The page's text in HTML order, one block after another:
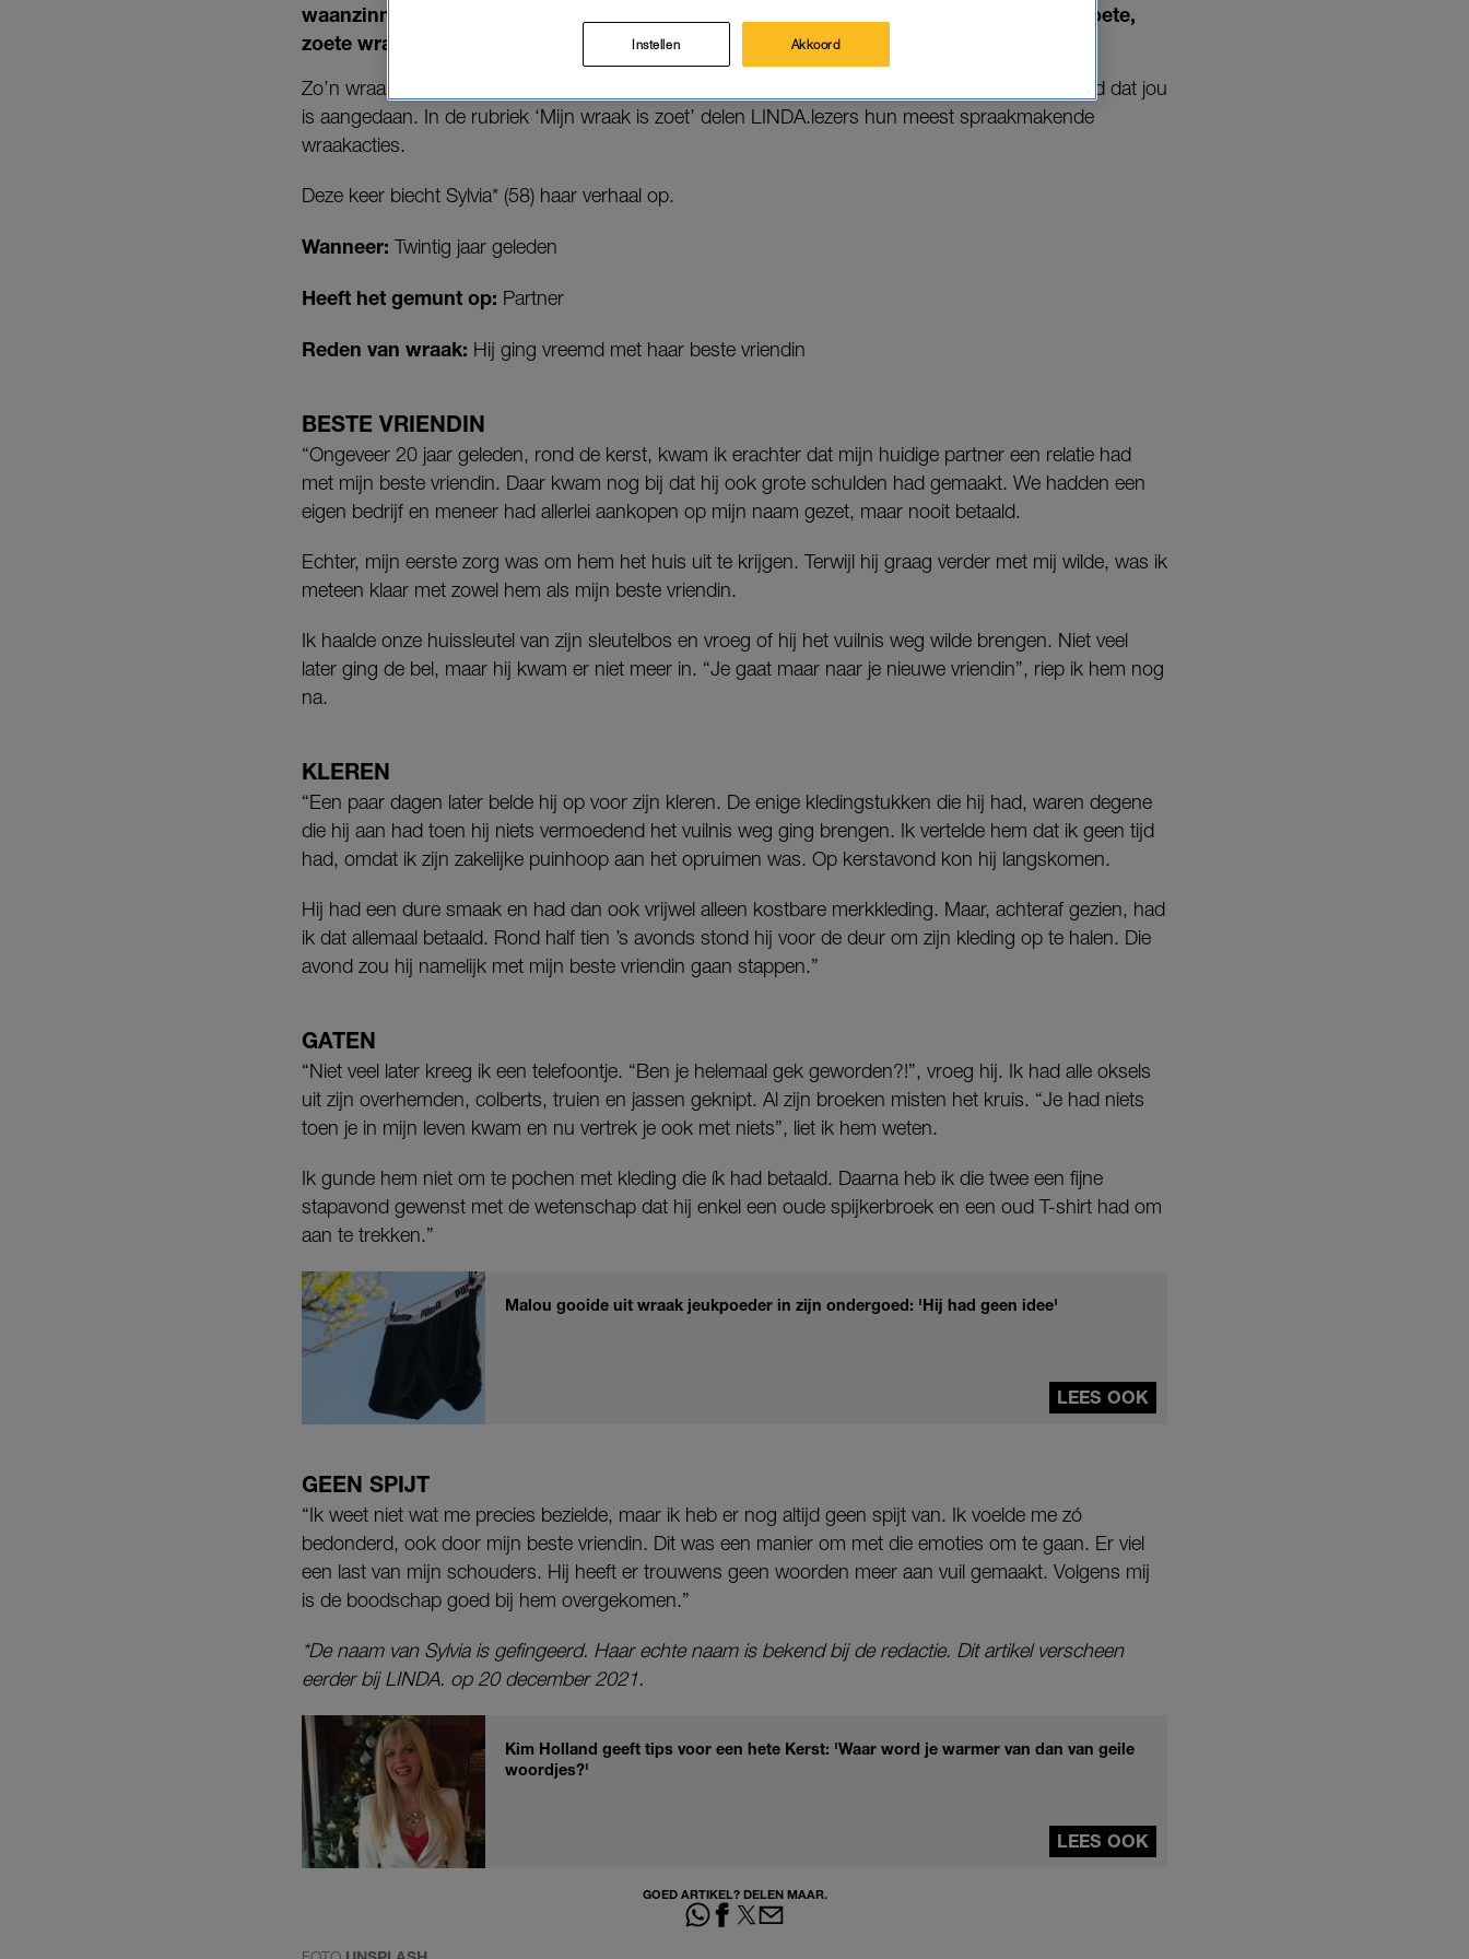
waanzinnige roddels de wereld in helpen. Alles is geoorloofd wanneer het gaat om zoete,
zoete wraak.
Zo’n wraakactie verdient misschien niet de schoonheidsprijs, maar verzacht wel degelijk het leed dat jou
is aangedaan. In de rubriek ‘Mijn wraak is zoet’ delen LINDA.lezers hun meest spraakmakende
wraakacties.
Deze keer biecht Sylvia* (58) haar verhaal op.
Wanneer: Twintig jaar geleden
Heeft het gemunt op: Partner
Reden van wraak: Hij ging vreemd met haar beste vriendin
BESTE VRIENDIN
“Ongeveer 20 jaar geleden, rond de kerst, kwam ik erachter dat mijn huidige partner een relatie had
met mijn beste vriendin. Daar kwam nog bij dat hij ook grote schulden had gemaakt. We hadden een
eigen bedrijf en meneer had allerlei aankopen op mijn naam gezet, maar nooit betaald.
Echter, mijn eerste zorg was om hem het huis uit te krijgen. Terwijl hij graag verder met mij wilde, was ik
meteen klaar met zowel hem als mijn beste vriendin.
Ik haalde onze huissleutel van zijn sleutelbos en vroeg of hij het vuilnis weg wilde brengen. Niet veel
later ging de bel, maar hij kwam er niet meer in. “Je gaat maar naar je nieuwe vriendin”, riep ik hem nog
na.
KLEREN
“Een paar dagen later belde hij op voor zijn kleren. De enige kledingstukken die hij had, waren degene
die hij aan had toen hij niets vermoedend het vuilnis weg ging brengen. Ik vertelde hem dat ik geen tijd
had, omdat ik zijn zakelijke puinhoop aan het opruimen was. Op kerstavond kon hij langskomen.
Hij had een dure smaak en had dan ook vrijwel alleen kostbare merkkleding. Maar, achteraf gezien, had
ik dat allemaal betaald. Rond half tien ’s avonds stond hij voor de deur om zijn kleding op te halen. Die
avond zou hij namelijk met mijn beste vriendin gaan stappen.”
GATEN
“Niet veel later kreeg ik een telefoontje. “Ben je helemaal gek geworden?!”, vroeg hij. Ik had alle oksels
uit zijn overhemden, colberts, truien en jassen geknipt. Al zijn broeken misten het kruis. “Je had niets
toen je in mijn leven kwam en nu vertrek je ook met niets”, liet ik hem weten.
Ik gunde hem niet om te pochen met kleding die ík had betaald. Daarna heb ik die twee een fijne
stapavond gewenst met de wetenschap dat hij enkel een oude spijkerbroek en een oud T-shirt had om
aan te trekken.”
Malou gooide uit wraak jeukpoeder in zijn ondergoed: 'Hij had geen idee'
LEES OOK
GEEN SPIJT
“Ik weet niet wat me precies bezielde, maar ik heb er nog altijd geen spijt van. Ik voelde me zó
bedonderd, ook door mijn beste vriendin. Dit was een manier om met die emoties om te gaan. Er viel
een last van mijn schouders. Hij heeft er trouwens geen woorden meer aan vuil gemaakt. Volgens mij
is de boodschap goed bij hem overgekomen.”
*De naam van Sylvia is gefingeerd. Haar echte naam is bekend bij de redactie. Dit artikel verscheen
eerder bij LINDA. op 20 december 2021.
Kim Holland geeft tips voor een hete Kerst: 'Waar word je warmer van dan van geile
woordjes?'
LEES OOK
GOED ARTIKEL? DELEN MAAR.
Instellen Akkoord